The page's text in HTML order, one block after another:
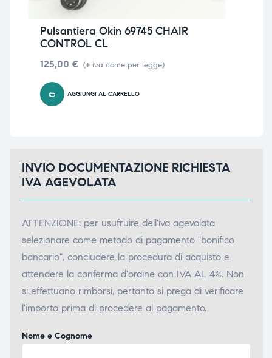
Pulsantiera Okin 69745 CHAIR
CONTROL CL
125,00 € (+ iva come per legge)
AGGIUNGI AL CARRELLO
INVIO DOCUMENTAZIONE RICHIESTA
IVA AGEVOLATA
ATTENZIONE: per usufruire dell'iva agevolata
selezionare come metodo di pagamento "bonifico
bancario", concludere la procedura di acquisto e
attendere la conferma d'ordine con IVA AL 4%. Non
si effettuano rimborsi, pertanto si prega di verificare
l'importo prima di procedere al pagamento.
Nome e Cognome